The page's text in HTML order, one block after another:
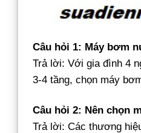
Câu hỏi 1: Máy bơm
Trả lời: Với gia đình 4
3-4 tầng, chọn máy
Câu hỏi 2: Nên chọn
Trả lời: Các thương